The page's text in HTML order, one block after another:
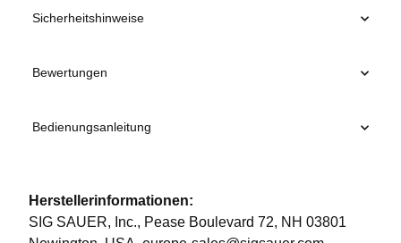
Sicherheitshinweise
Bewertungen
Bedienungsanleitung
Herstellerinformationen:
SIG SAUER, Inc., Pease Boulevard 72, NH 03801